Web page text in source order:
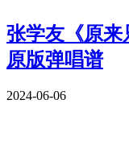
张学友《原来
原版弹唱谱
2024-06-06